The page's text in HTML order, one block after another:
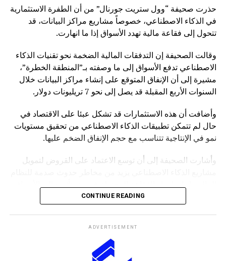
حذرت صحيفة “وول ستريت جورنال” من أن الطفرة الاستثمارية
في الذكاء الاصطناعي، خصوصاً مشاريع مراكز البيانات، قد
تتحول إلى فقاعة مالية تهدد الأسواق إذا ما انهارت.
وقالت الصحيفة إن التدفقات المالية الضخمة نحو تقنيات الذكاء
الاصطناعي تدفع الأسواق إلى ما وصفته بـ”المنطقة الخطرة”،
مشيرة إلى أن الإنفاق المتوقع على إنشاء مراكز البيانات خلال
السنوات الأربع المقبلة قد يصل إلى نحو 7 تريليونات دولار.
وأضافت أن هذه الاستثمارات قد تشكل عبئا على الاقتصاد في
حال لم تتمكن تطبيقات الذكاء الاصطناعي من تحقيق مستويات
نمو في الإنتاجية تتناسب مع حجم الإنفاق الضخم عليها.
وأشارت الصحيفة إلى أن توسع الاعتماد على القروض لتمويل
وكانت صحيفة “NOTUS” قد نقلت في وقت سابق أن محللين
في وزارة الخزانة الأميركية حذروا من ارتفاع المخاطر التي قد
تواجه الاقتصاد الأميركي إذا شهد قطاع الذكاء الاصطناعي
تصحيحا حادا أو انهيارا في التقييمات الاستثمارية.
CONTINUE READING
ADVERTISEMENT